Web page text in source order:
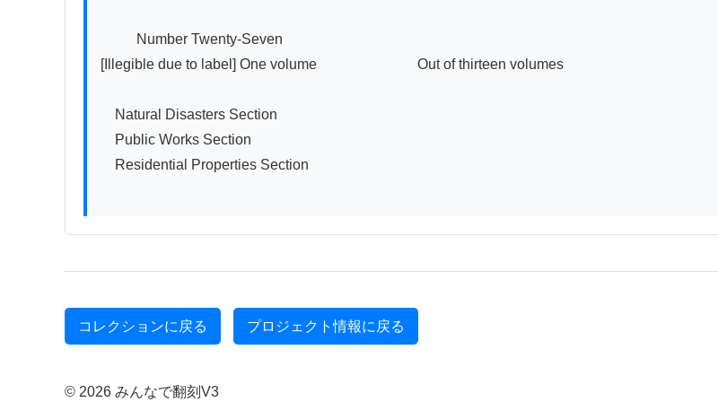
[Illegible due to label] One volume　　　　　　　Out of thirteen volumes
Natural Disasters Section
Public Works Section
Residential Properties Section
コレクションに戻る プロジェクト情報に戻る
© 2026 みんなで翻刻V3